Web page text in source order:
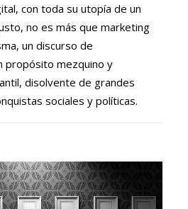
con toda su utopía de un
no es más que marketing
un discurso de
propósito mezquino y
disolvente de grandes
sociales y políticas.